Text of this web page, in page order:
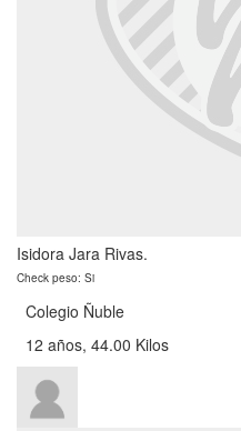
Isidora Jara Rivas.
Check peso: Si
Colegio Ñuble
12 años, 44.00 Kilos